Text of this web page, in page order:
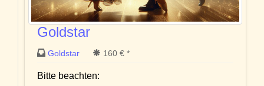
Goldstar
Goldstar 160 € *
Bitte beachten: